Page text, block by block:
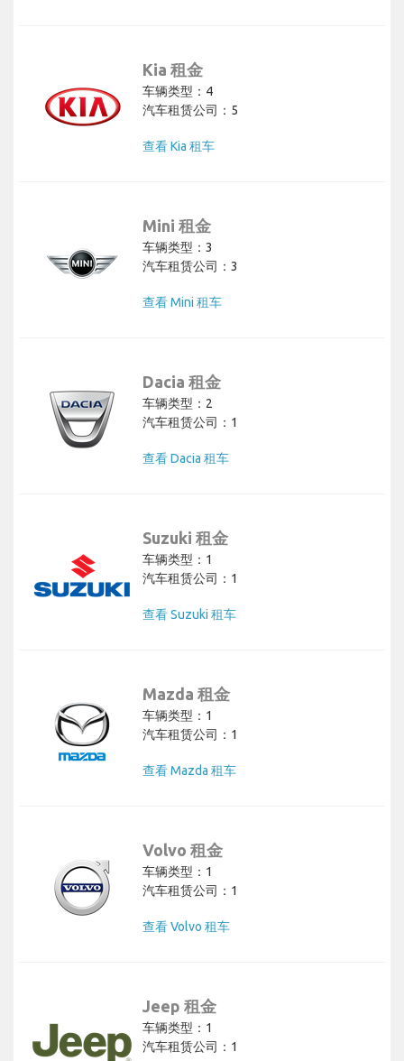
Kia 租金
车辆类型：4
汽车租赁公司：5
查看 Kia 租车
Mini 租金
车辆类型：3
汽车租赁公司：3
查看 Mini 租车
Dacia 租金
车辆类型：2
汽车租赁公司：1
查看 Dacia 租车
Suzuki 租金
车辆类型：1
汽车租赁公司：1
查看 Suzuki 租车
Mazda 租金
车辆类型：1
汽车租赁公司：1
查看 Mazda 租车
Volvo 租金
车辆类型：1
汽车租赁公司：1
查看 Volvo 租车
Jeep 租金
车辆类型：1
汽车租赁公司：1